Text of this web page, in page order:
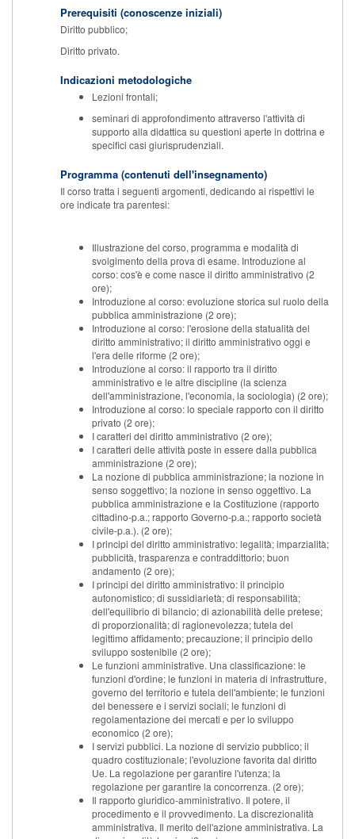
Prerequisiti (conoscenze iniziali)
Diritto pubblico;
Diritto privato.
Indicazioni metodologiche
Lezioni frontali;
seminari di approfondimento attraverso l'attività di
supporto alla didattica su questioni aperte in dottrina e
specifici casi giurisprudenziali.
Programma (contenuti dell'insegnamento)
Il corso tratta i seguenti argomenti, dedicando ai rispettivi le
ore indicate tra parentesi:
Illustrazione del corso, programma e modalità di
svolgimento della prova di esame. Introduzione al
corso: cos'è e come nasce il diritto amministrativo (2
ore);
Introduzione al corso: evoluzione storica sul ruolo della
pubblica amministrazione (2 ore);
Introduzione al corso: l'erosione della statualità del
diritto amministrativo; il diritto amministrativo oggi e
l'era delle riforme (2 ore);
Introduzione al corso: il rapporto tra il diritto
amministrativo e le altre discipline (la scienza
dell'amministrazione, l'economia, la sociologia) (2 ore);
Introduzione al corso: lo speciale rapporto con il diritto
privato (2 ore);
I caratteri del diritto amministrativo (2 ore);
I caratteri delle attività poste in essere dalla pubblica
amministrazione (2 ore);
La nozione di pubblica amministrazione; la nozione in
senso soggettivo; la nozione in senso oggettivo. La
pubblica amministrazione e la Costituzione (rapporto
cittadino-p.a.; rapporto Governo-p.a.; rapporto società
civile-p.a.). (2 ore);
I principi del diritto amministrativo: legalità; imparzialità;
pubblicità, trasparenza e contraddittorio; buon
andamento (2 ore);
I principi del diritto amministrativo: il principio
autonomistico; di sussidiarietà; di responsabilità;
dell'equilibrio di bilancio; di azionabilità delle pretese;
di proporzionalità; di ragionevolezza; tutela del
legittimo affidamento; precauzione; il principio dello
sviluppo sostenibile (2 ore);
Le funzioni amministrative. Una classificazione: le
funzioni d'ordine; le funzioni in materia di infrastrutture,
governo del territorio e tutela dell'ambiente; le funzioni
del benessere e i servizi sociali; le funzioni di
regolamentazione dei mercati e per lo sviluppo
economico (2 ore);
I servizi pubblici. La nozione di servizio pubblico; il
quadro costituzionale; l'evoluzione favorita dal diritto
Ue. La regolazione per garantire l'utenza; la
regolazione per garantire la concorrenza. (2 ore);
Il rapporto giuridico-amministrativo. Il potere, il
procedimento e il provvedimento. La discrezionalità
amministrativa. Il merito dell'azione amministrativa. La